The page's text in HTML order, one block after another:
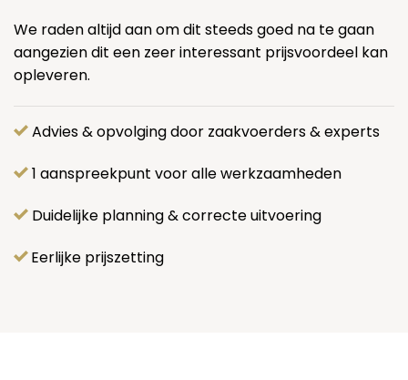
We raden altijd aan om dit steeds goed na te gaan
aangezien dit een zeer interessant prijsvoordeel kan
opleveren.
Advies & opvolging door zaakvoerders & experts
1 aanspreekpunt voor alle werkzaamheden
Duidelijke planning & correcte uitvoering
Eerlijke prijszetting